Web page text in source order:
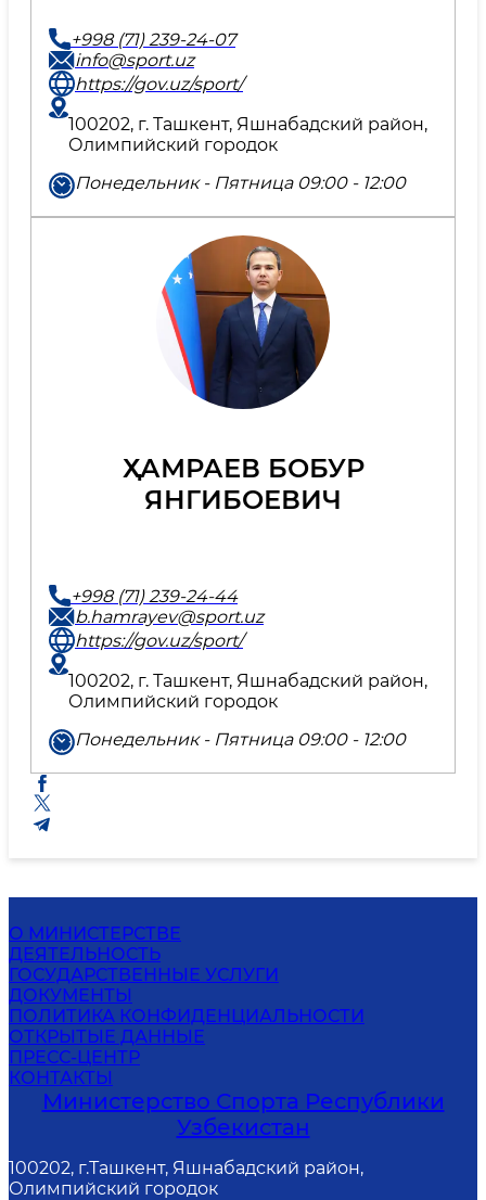
+998 (71) 239-24-07
info@sport.uz
https://gov.uz/sport/
100202, г. Ташкент, Яшнабадский район,
Олимпийский городок
Понедельник - Пятница 09:00 - 12:00
ҲАМРАЕВ БОБУР
ЯНГИБОЕВИЧ
+998 (71) 239-24-44
b.hamrayev@sport.uz
https://gov.uz/sport/
100202, г. Ташкент, Яшнабадский район,
Олимпийский городок
Понедельник - Пятница 09:00 - 12:00
О МИНИСТЕРСТВЕ
ДЕЯТЕЛЬНОСТЬ
ГОСУДАРСТВЕННЫЕ УСЛУГИ
ДОКУМЕНТЫ
ПОЛИТИКА КОНФИДЕНЦИАЛЬНОСТИ
ОТКРЫТЫЕ ДАННЫЕ
ПРЕСС-ЦЕНТР
КОНТАКТЫ
Министерство Спорта Республики
Узбекистан
100202, г.Ташкент, Яшнабадский район,
Олимпийский городок